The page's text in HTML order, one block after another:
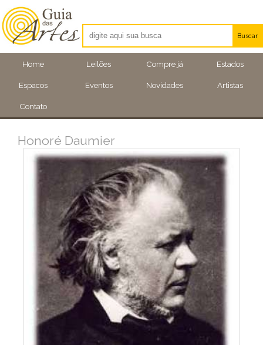
Home Leilões Compre já Estados
Espacos Eventos Novidades Artistas
Contato
Buscar
Artistas
Eventos
Honoré Daumier